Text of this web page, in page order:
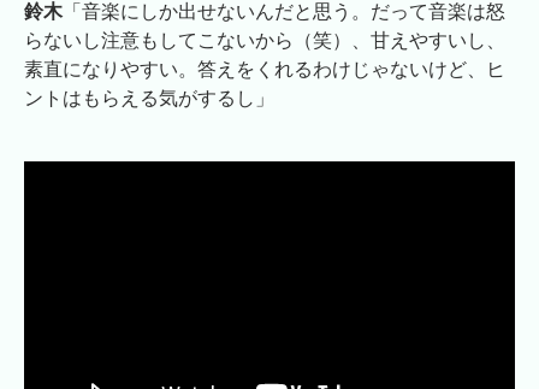
鈴木「音楽にしか出せないんだと思う。だって音楽は怒
らないし注意もしてこないから（笑）、甘えやすいし、
素直になりやすい。答えをくれるわけじゃないけど、ヒ
ントはもらえる気がするし」